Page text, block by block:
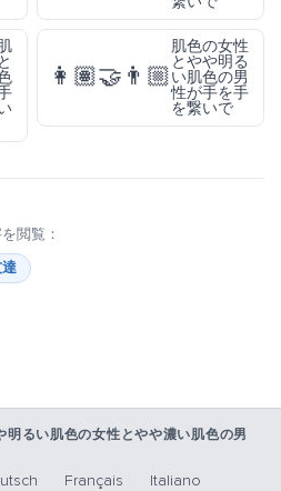
👩🏽‍🤝‍👨🏼
肌色の女性
とやや明る
い肌色の男
性が手を手
を繋いで
閲覧：
るい肌色の女性とやや濃い肌色の男
Français
Italiano